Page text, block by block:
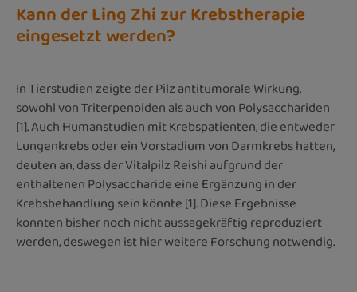
Kann der Ling Zhi zur Krebstherapie
eingesetzt werden?
In Tierstudien zeigte der Pilz antitumorale Wirkung,
sowohl von Triterpenoiden als auch von Polysacchariden
[1]. Auch Humanstudien mit Krebspatienten, die entweder
Lungenkrebs oder ein Vorstadium von Darmkrebs hatten,
deuten an, dass der Vitalpilz Reishi aufgrund der
enthaltenen Polysaccharide eine Ergänzung in der
Krebsbehandlung sein könnte [1]. Diese Ergebnisse
konnten bisher noch nicht aussagekräftig reproduziert
werden, deswegen ist hier weitere Forschung notwendig.